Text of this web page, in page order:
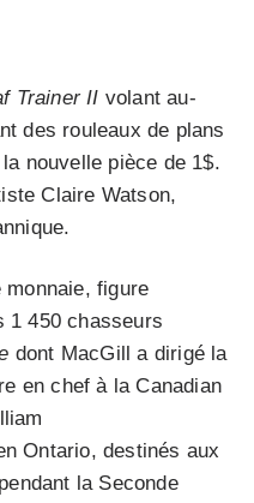
Trainer II volant au-
des rouleaux de plans
nouvelle pièce de 1$.
Claire Watson,
figure
1 450 chasseurs
dont MacGill a dirigé la
en chef à la Canadian
Ontario, destinés aux
la Seconde